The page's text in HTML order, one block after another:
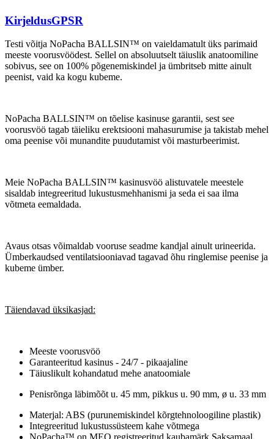
KirjeldusGPSR
Testi võitja NoPacha BALLSIN™ on vaieldamatult üks parimaid
meeste voorusvöödest. Sellel on absoluutselt täiuslik anatoomiline
sobivus, see on 100% põgenemiskindel ja ümbritseb mitte ainult
peenist, vaid ka kogu kubeme.
NoPacha BALLSIN™ on tõelise kasinuse garantii, sest see
voorusvöö tagab täieliku erektsiooni mahasurumise ja takistab mehel
oma peenise või munandite puudutamist või masturbeerimist.
Meie NoPacha BALLSIN™ kasinusvöö alistuvatele meestele
sisaldab integreeritud lukustusmehhanismi ja seda ei saa ilma
võtmeta eemaldada.
Avaus otsas võimaldab vooruse seadme kandjal ainult urineerida.
Ümberkaudsed ventilatsiooniavad tagavad õhu ringlemise peenise ja
kubeme ümber.
Täiendavad üksikasjad:
Meeste voorusvöö
Garanteeritud kasinus - 24/7 - pikaajaline
Täiuslikult kohandatud mehe anatoomiale
Penisrõnga läbimõõt u. 45 mm, pikkus u. 90 mm, ø u. 33 mm
Materjal: ABS (purunemiskindel kõrgtehnoloogiline plastik)
Integreeritud lukustussüsteem kahe võtmega